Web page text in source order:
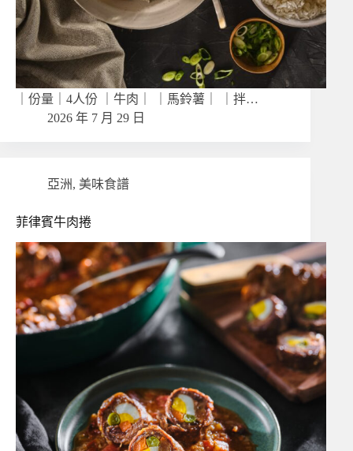
｜份量｜4人份 ｜牛肉｜ ｜馬鈴薯｜ ｜拌…
2026 年 7 月 29 日
亞洲, 美味食譜
菲律賓牛肉捲